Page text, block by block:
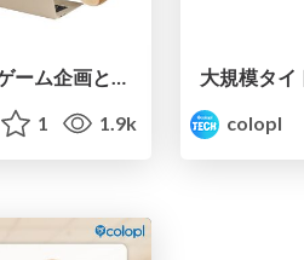
サーバーサイドエンジニアの ゲーム企画との向き合い方
1 1.9k
大規模タイ
colopl